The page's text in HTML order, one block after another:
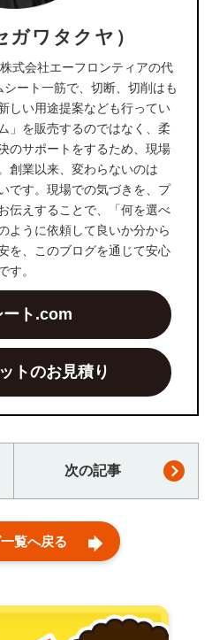
ガワタクヤ）
式会社エーフロンティアの代
ート一筋で、切断、切削はも
しい用途提案なども行ってい
」を販売するのではなく、柔
のサポートをするため、現場
創業以来、変わらないのは
です。現場での気づきを、プ
伝えすることで、「何を選べ
ように依頼して良いか分から
を、このブログを通じて安心
す。
ート.com
トのお見積り
次の記事
覧へ戻る